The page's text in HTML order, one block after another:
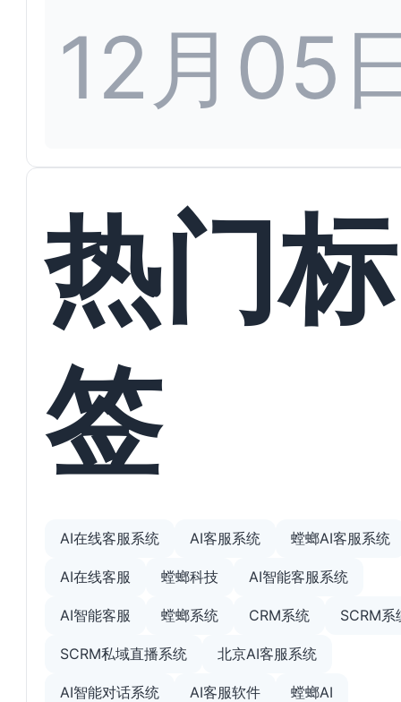
12月05
热门标
签
AI在线客服系统 AI客服系统 螳螂AI客服系统
AI在线客服 螳螂科技 AI智能客服系统
AI智能客服 螳螂系统 CRM系统 SCRM系
SCRM私域直播系统 北京AI客服系统
AI智能对话系统 AI客服软件 螳螂AI